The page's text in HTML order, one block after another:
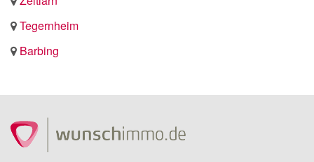
Tegernheim
Barbing